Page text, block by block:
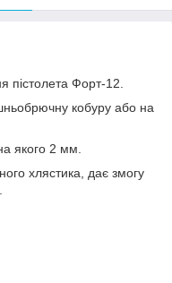
пістолета Форт-12.
кобуру або на
якого 2 мм.
хлястика, дає змогу